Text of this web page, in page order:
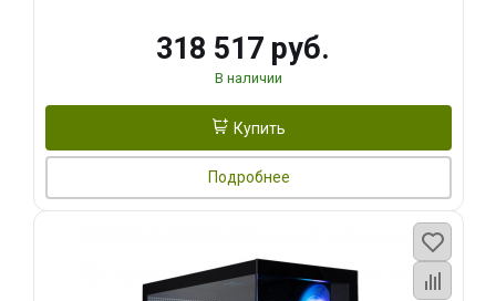
318 517 руб.
В наличии
Купить
Подробнее